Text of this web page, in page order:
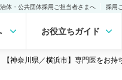
体・公共団体採用ご担当者さまへ 採用
お役立ちガイド
【神奈川県／横浜市】専門医をお